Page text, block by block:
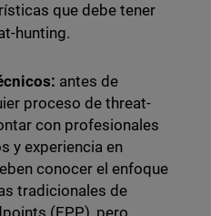
que debe tener
hunting.
antes de
proceso de threat-
con profesionales
y experiencia en
conocer el enfoque
tradicionales de